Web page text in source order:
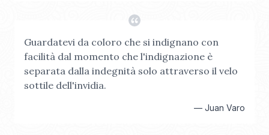
Guardatevi da coloro che si indignano con
facilità dal momento che l'indignazione è
separata dalla indegnità solo attraverso il velo
sottile dell'invidia.
— Juan Varo